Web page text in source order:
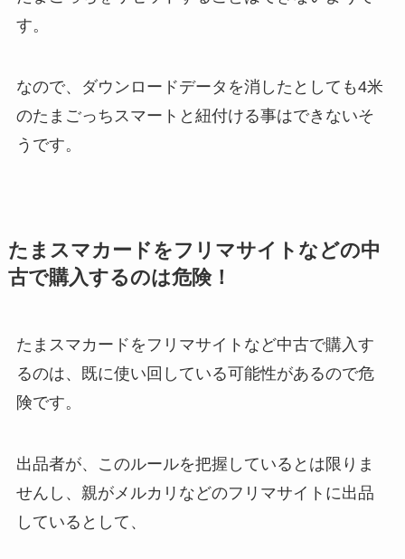
す。
なので、ダウンロードデータを消したとしても4米
のたまごっちスマートと紐付ける事はできないそ
うです。
たまスマカードをフリマサイトなどの中
古で購入するのは危険！
たまスマカードをフリマサイトなど中古で購入す
るのは、既に使い回している可能性があるので危
険です。
出品者が、このルールを把握しているとは限りま
せんし、親がメルカリなどのフリマサイトに出品
しているとして、